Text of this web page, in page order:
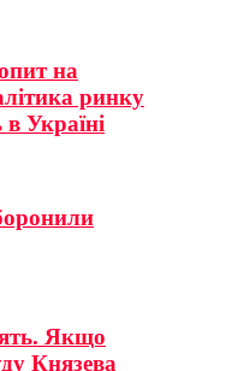
на
ринку
Україні
Якщо
Князева